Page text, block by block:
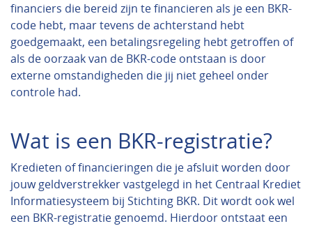
financiers die bereid zijn te financieren als je een BKR-
code hebt, maar tevens de achterstand hebt
goedgemaakt, een betalingsregeling hebt getroffen of
als de oorzaak van de BKR-code ontstaan is door
externe omstandigheden die jij niet geheel onder
controle had.
Wat is een BKR-registratie?
Kredieten of financieringen die je afsluit worden door
jouw geldverstrekker vastgelegd in het Centraal Krediet
Informatiesysteem bij Stichting BKR. Dit wordt ook wel
een BKR-registratie genoemd. Hierdoor ontstaat een